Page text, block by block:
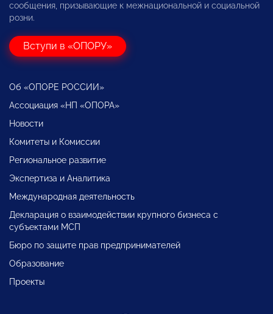
сообщения, призывающие к межнациональной и социальной
розни.
Вступи в «ОПОРУ»
Об «ОПОРЕ РОССИИ»
Ассоциация «НП «ОПОРА»
Новости
Комитеты и Комиссии
Региональное развитие
Экспертиза и Аналитика
Международная деятельность
Декларация о взаимодействии крупного бизнеса с
субъектами МСП
Бюро по защите прав предпринимателей
Образование
Проекты